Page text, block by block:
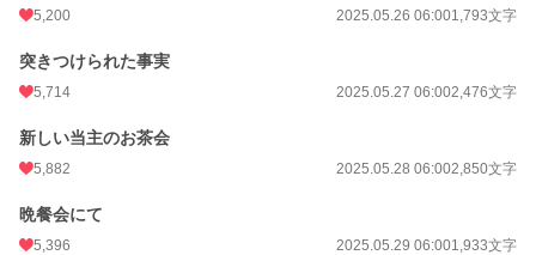
5,200 2025.05.26 06:001,793文字
突きつけられた事実
5,714 2025.05.27 06:002,476文字
新しい当主のお茶会
5,882 2025.05.28 06:002,850文字
晩餐会にて
5,396 2025.05.29 06:001,933文字